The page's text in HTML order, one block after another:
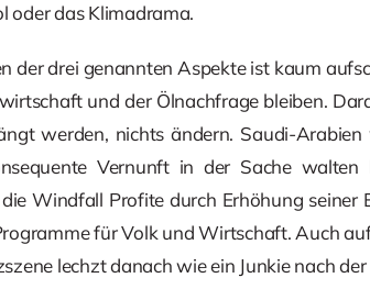
oder das Klimadrama.
der drei genannten Aspekte ist kaum
und der Ölnachfrage bleiben.
werden, nichts ändern. Saudi-
Vernunft in der Sache
Windfall Profite durch Erhöhung seiner
für Volk und Wirtschaft. Auch
lechzt danach wie ein Junkie nach der